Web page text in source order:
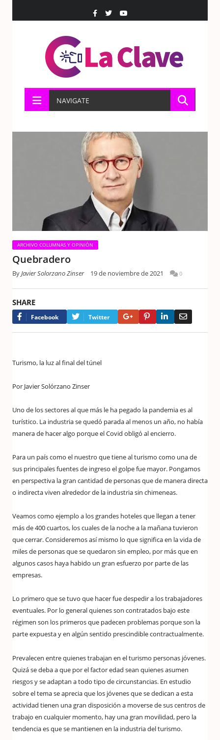
NAVIGATE
ARCHIVO COLUMNAS Y OPINIÓN
Quebradero
ByJavier Solorzano Zinser 19 de noviembre de 2021 0
SHARE
Facebook Twitter Google+PinterestLinkedIn
Turismo, la luz al final del túnel
Por Javier Solórzano Zinser
Uno de los sectores al que más le ha pegado la pandemia es al
turístico. La industria se quedó parada al menos un año, no había
manera de hacer algo porque el Covid obligó al encierro.
Para un país como el nuestro que tiene al turismo como una de
sus principales fuentes de ingreso el golpe fue mayor. Pongamos
en perspectiva la gran cantidad de personas que de manera directa
o indirecta viven alrededor de la industria sin chimeneas.
Veamos como ejemplo a los grandes hoteles que llegan a tener
más de 400 cuartos, los cuales de la noche a la mañana tuvieron
que cerrar. Consideremos así mismo lo que significa en la vida de
miles de personas que se quedaron sin empleo, por más que en
algunos casos haya habido un gran esfuerzo por parte de las
empresas.
Lo primero que se tuvo que hacer fue despedir a los trabajadores
eventuales. Por lo general quienes son contratados bajo este
régimen son los primeros que padecen problemas porque son la
parte expuesta y en algún sentido prescindible contractualmente.
Prevalecen entre quienes trabajan en el turismo personas jóvenes.
Quizá se deba a que por el factor edad sean quienes asumen
riesgos y se adaptan a todo tipo de circunstancias. En estudio
sobre el tema se aprecia que los jóvenes que se dedican a esta
actividad tienen una gran disposición a moverse de sus centros de
trabajo en cualquier momento, hay una gran movilidad, pero la
tendencia es que se mantienen en la industria del turismo.